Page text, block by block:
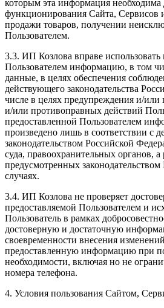
которым эта информация необходима
функционирования Сайта, Сервисов
продажи товаров, получении
Пользователем.
3.3. ИП Козлова вправе
Пользователем информацию, в том
данные, в целях обеспечения
действующего законодательства
числе в целях предупреждения и/или
и/или противоправных действий
предоставленной Пользователем
произведено лишь в соответствии с
законодательством Российской
суда, правоохранительных органов,
предусмотренных
случаях.
3.4. ИП Козлова не проверяет
предоставляемой Пользователем и
Пользователь в рамках
достоверную и достаточную
своевременности внесения
предоставленную информацию при
необходимости, включая но не
номера телефона.
4. Условия пользования Сайтом,